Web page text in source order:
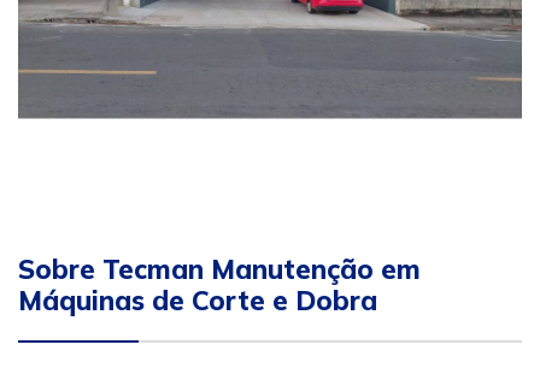
Sobre Tecman Manutenção em
Máquinas de Corte e Dobra